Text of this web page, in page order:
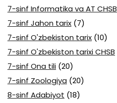
7-sinf Informatika va AT CHSB
7-sinf Jahon tarix (7)
7-sinf O'zbekiston tarix (10)
7-sinf O'zbekiston tarixi CHSB
7-sinf Ona tili (20)
7-sinf Zoologiya (20)
8-sinf Adabiyot (18)